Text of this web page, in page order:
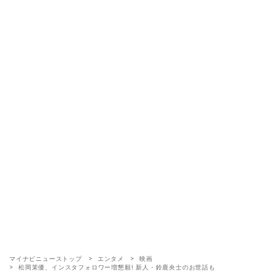
マイナビニューストップ エンタメ
映画
松岡茉優、インスタフォロワー増懇願! 新人・鈴鹿央士のお世話も